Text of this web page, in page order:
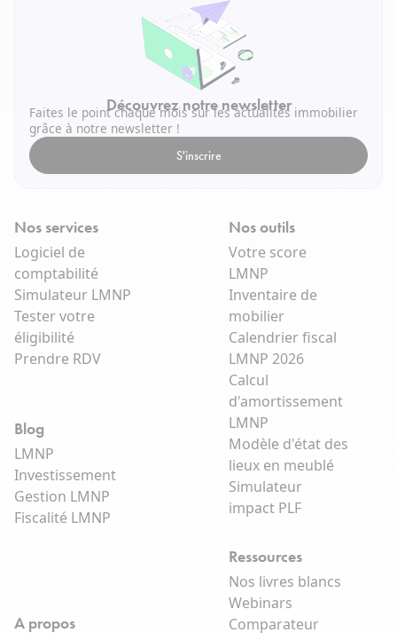
Découvrez notre newsletter
Faites le point chaque mois sur les actualités immobilier
grâce à notre newsletter !
S'inscrire
Nos services
Logiciel de
comptabilité
Simulateur LMNP
Tester votre
éligibilité
Prendre RDV
Nos outils
Votre score
LMNP
Inventaire de
mobilier
Calendrier fiscal
LMNP 2026
Calcul
d'amortissement
LMNP
Modèle d'état des
lieux en meublé
Simulateur
impact PLF
Blog
LMNP
Investissement
Gestion LMNP
Fiscalité LMNP
Ressources
Nos livres blancs
Webinars
Comparateur
A propos